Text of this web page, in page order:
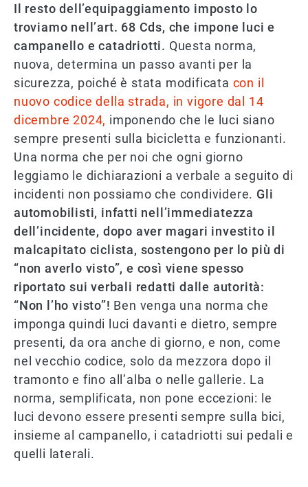
Il resto dell’equipaggiamento imposto lo
troviamo nell’art. 68 Cds, che impone luci e
campanello e catadriotti. Questa norma,
nuova, determina un passo avanti per la
sicurezza, poiché è stata modificata con il
nuovo codice della strada, in vigore dal 14
dicembre 2024, imponendo che le luci siano
sempre presenti sulla bicicletta e funzionanti.
Una norma che per noi che ogni giorno
leggiamo le dichiarazioni a verbale a seguito di
incidenti non possiamo che condividere. Gli
automobilisti, infatti nell’immediatezza
dell’incidente, dopo aver magari investito il
malcapitato ciclista, sostengono per lo più di
“non averlo visto”, e così viene spesso
riportato sui verbali redatti dalle autorità:
“Non l’ho visto”! Ben venga una norma che
imponga quindi luci davanti e dietro, sempre
presenti, da ora anche di giorno, e non, come
nel vecchio codice, solo da mezzora dopo il
tramonto e fino all’alba o nelle gallerie. La
norma, semplificata, non pone eccezioni: le
luci devono essere presenti sempre sulla bici,
insieme al campanello, i catadriotti sui pedali e
quelli laterali.